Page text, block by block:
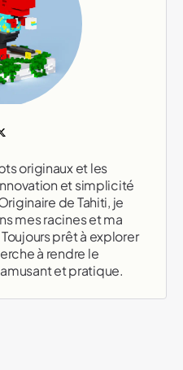
originaux et les
et simplicité
de Tahiti, je
mes racines et ma
prêt à explorer
à rendre le
et pratique.